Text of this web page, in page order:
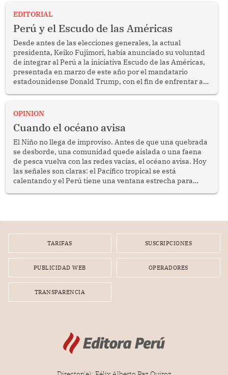
EDITORIAL
Perú y el Escudo de las Américas
Desde antes de las elecciones generales, la actual
presidenta, Keiko Fujimori, había anunciado su voluntad
de integrar al Perú a la iniciativa Escudo de las Américas,
presentada en marzo de este año por el mandatario
estadounidense Donald Trump, con el fin de enfrentar al
OPINION
Cuando el océano avisa
El Niño no llega de improviso. Antes de que una quebrada
se desborde, una comunidad quede aislada o una faena
de pesca vuelva con las redes vacías, el océano avisa. Hoy
las señales son claras: el Pacífico tropical se está
calentando y el Perú tiene una ventana estrecha para
TARIFAS SUSCRIPCIONES
PUBLICIDAD WEB OPERADORES
TRANSPARENCIA